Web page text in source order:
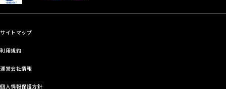
サイトマップ
利用規約
運営会社情報
個人情報保護方針